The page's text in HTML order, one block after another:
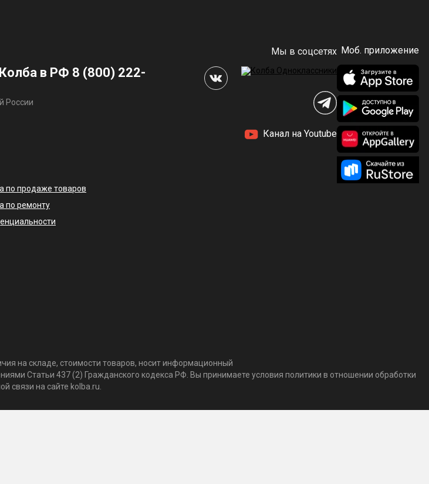
8 (800) 222-
России
по продаже товаров
по ремонту
Мы в соцсетях
Канал на Youtube
Моб. приложение
на складе, стоимости товаров, носит информационный
Статьи 437 (2) Гражданского кодекса РФ. Вы принимаете условия политики в отношении обработки
связи на сайте kolba.ru.